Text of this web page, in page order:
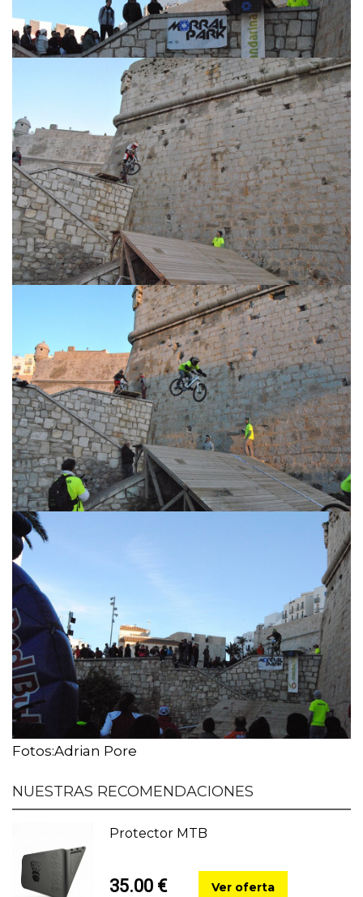
Fotos:Adrian Pore
NUESTRAS RECOMENDACIONES
Protector MTB
35.00 € Ver oferta